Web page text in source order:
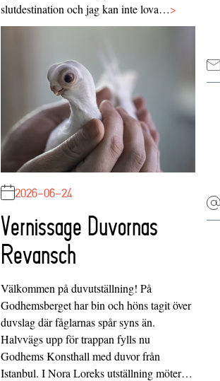
slutdestination och jag kan inte lova…>
2026-06-24
Vernissage Duvornas
Revansch
Välkommen på duvutställning! På
Godhemsberget har bin och höns tagit över
duvslag där fåglarnas spår syns än.
Halvvägs upp för trappan fylls nu
Godhems Konsthall med duvor från
Istanbul. I Nora Loreks utställning möter…